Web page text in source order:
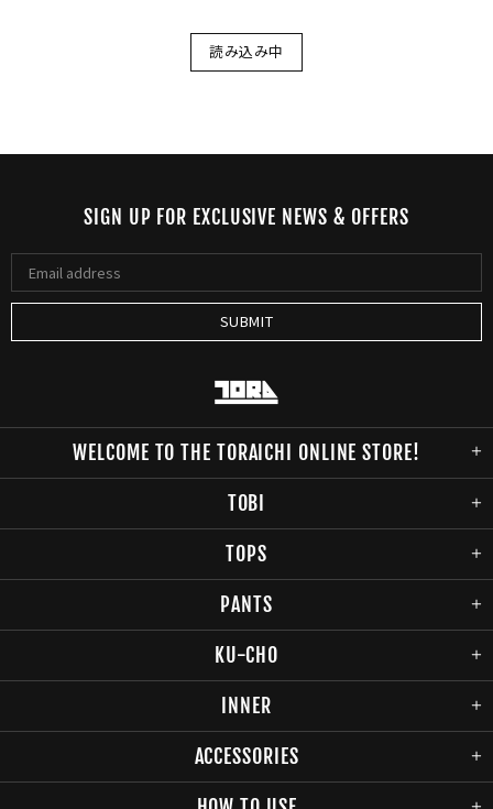
読み込み中
SIGN UP FOR EXCLUSIVE NEWS & OFFERS
WELCOME TO THE TORAICHI ONLINE STORE!
TOBI
TOPS
PANTS
KU-CHO
INNER
ACCESSORIES